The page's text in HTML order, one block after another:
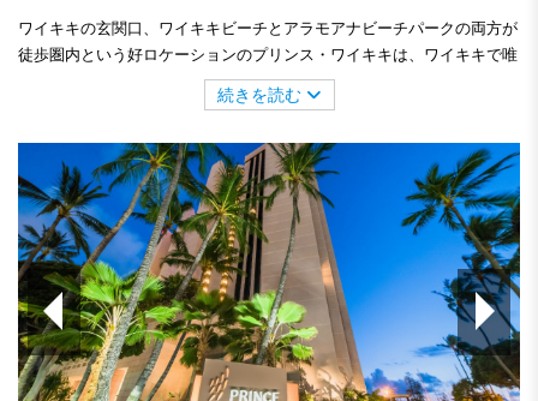
ワイキキの玄関口、ワイキキビーチとアラモアナビーチパークの両方が
徒歩圏内という好ロケーションのプリンス・ワイキキは、ワイキキで唯
一、全室オーシャンフロントのホテル。改装されたばかりの客室は海や
砂をイメージさせるブルーとベージュをアクセントカラーとしたインテ
ヨットハーバーや素晴らしいサンセットがお楽しみいただけます。ほと
んどのバスルームはシャワーブースとバスタブが独立。ワイキキの喧騒
からは少し離れ、リラックスした雰囲気の中、ビジネスや休暇でのご滞
在に最適です。
続きを読む